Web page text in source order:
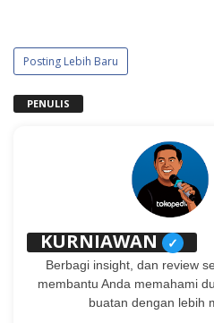
Posting Lebih Baru
PENULIS
KURNIAWAN ✓
Berbagi insight, dan review
membantu Anda memahami
buatan dengan lebih